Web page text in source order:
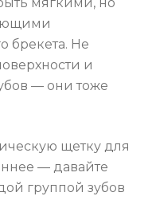
брекета. Не
и
— они тоже
щетку для
— давайте
группой зубов